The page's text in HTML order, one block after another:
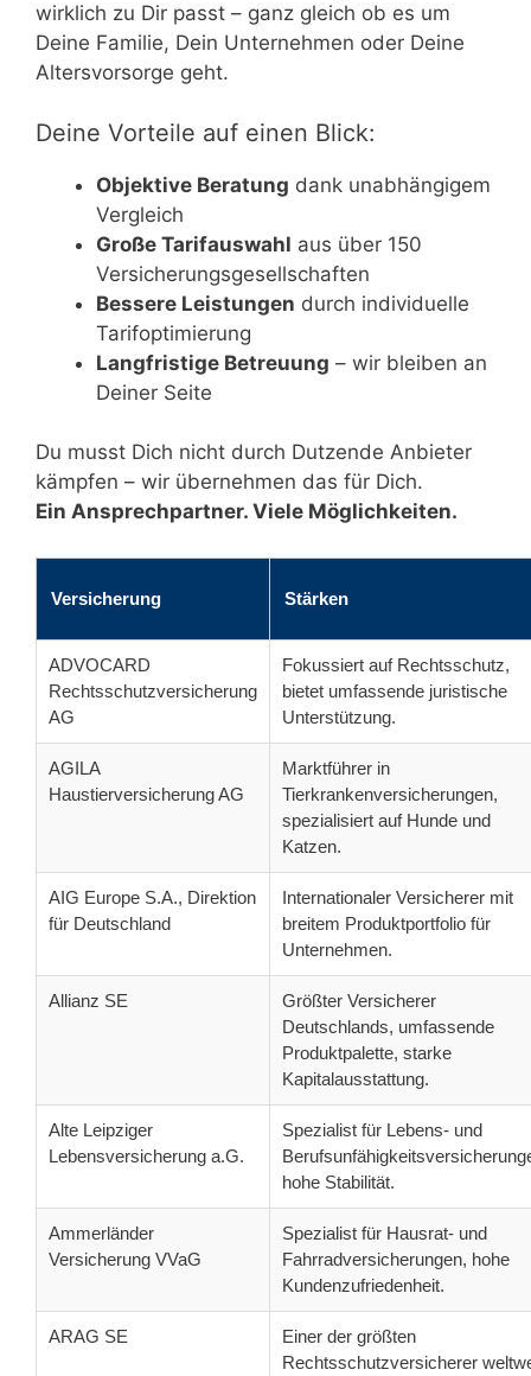
wirklich zu Dir passt – ganz gleich ob es um
Deine Familie, Dein Unternehmen oder Deine
Altersvorsorge geht.
Deine Vorteile auf einen Blick:
Objektive Beratung dank unabhängigem
Vergleich
Große Tarifauswahl aus über 150
Versicherungsgesellschaften
Bessere Leistungen durch individuelle
Tarifoptimierung
Langfristige Betreuung – wir bleiben an
Deiner Seite
Du musst Dich nicht durch Dutzende Anbieter
kämpfen – wir übernehmen das für Dich.
Ein Ansprechpartner. Viele Möglichkeiten.
Versicherung Stärken
ADVOCARD
Rechtsschutzversicherung
AG
Fokussiert auf Rechtsschutz,
bietet umfassende juristische
Unterstützung.
AGILA
Haustierversicherung AG
Marktführer in
Tierkrankenversicherungen,
spezialisiert auf Hunde und
Katzen.
AIG Europe S.A., Direktion
für Deutschland
Internationaler Versicherer mit
breitem Produktportfolio für
Unternehmen.
Allianz SE
Größter Versicherer
Deutschlands, umfassende
Produktpalette, starke
Kapitalausstattung.
Alte Leipziger
Lebensversicherung a.G.
Spezialist für Lebens- und
hohe Stabilität.
Ammerländer
Versicherung VVaG
Spezialist für Hausrat- und
Fahrradversicherungen, hohe
Kundenzufriedenheit.
ARAG SE
Einer der größten
Rechtsschutzversicherer